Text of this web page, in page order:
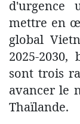
d'urgence
mettre en
global
2025-
sont trois
avancer le
Thaïlande.